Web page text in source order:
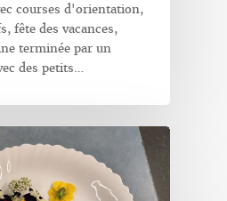
courses d'orientation,
fête des vacances,
terminée par un
des petits…